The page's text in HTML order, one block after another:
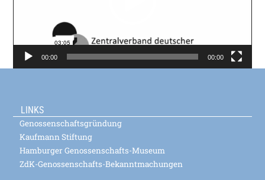
00:00 00:00
LINKS
Genossenschaftsgründung
Kaufmann Stiftung
Hamburger Genossenschafts-Museum
ZdK-Genossenschafts-Bekanntmachungen